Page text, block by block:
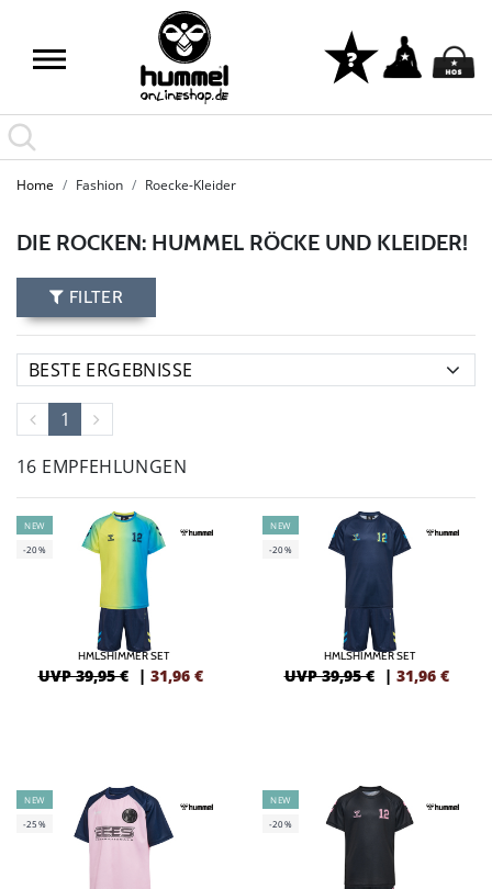
Home Fashion Roecke-Kleider
DIE ROCKEN: HUMMEL RÖCKE UND KLEIDER!
FILTER
1
16 EMPFEHLUNGEN
NEW
-20%
HMLSHIMMER SET
UVP 39,95 € | 31,96 €
NEW
-20%
HMLSHIMMER SET
UVP 39,95 € | 31,96 €
NEW
-25%
NEW
-20%